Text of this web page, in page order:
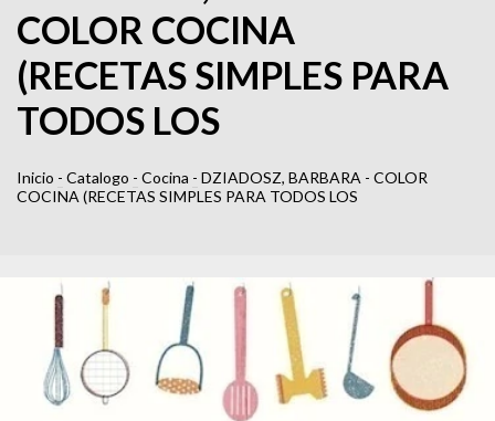
COLOR COCINA
(RECETAS SIMPLES PARA
TODOS LOS
Inicio - Catalogo - Cocina - DZIADOSZ, BARBARA - COLOR
COCINA (RECETAS SIMPLES PARA TODOS LOS